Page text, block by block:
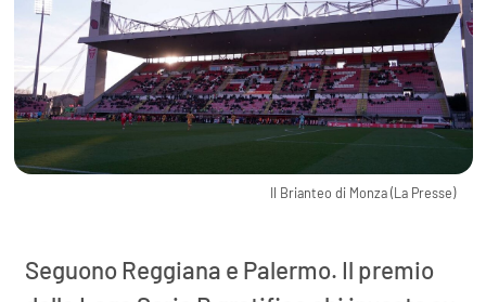
Il Brianteo di Monza (La Presse)
Seguono Reggiana e Palermo. Il premio